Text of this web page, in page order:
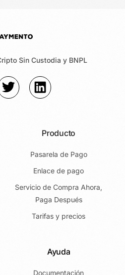
Sin Custodia y BNPL
Producto
Pasarela de Pago
Enlace de pago
Servicio de Compra Ahora,
Paga Después
Tarifas y precios
Ayuda
Documentación